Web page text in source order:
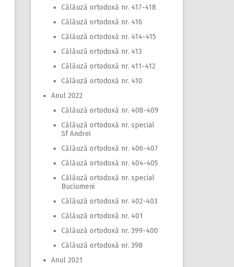
Călăuză ortodoxă nr. 417-418
Călăuză ortodoxă nr. 416
Călăuză ortodoxă nr. 414-415
Călăuză ortodoxă nr. 413
Călăuză ortodoxă nr. 411-412
Călăuză ortodoxă nr. 410
Anul 2022
Călăuză ortodoxă nr. 408-409
Călăuză ortodoxă nr. special
Sf Andrei
Călăuză ortodoxă nr. 406-407
Călăuză ortodoxă nr. 404-405
Călăuză ortodoxă nr. special
Buciumeni
Călăuză ortodoxă nr. 402-403
Călăuză ortodoxă nr. 401
Călăuză ortodoxă nr. 399-400
Călăuză ortodoxă nr. 398
Anul 2021